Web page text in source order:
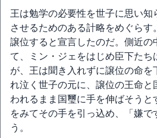
王は勉学の必要性を世子に思い知
させるためのある計略をめぐらす
譲位すると宣言したのだ。側近の
て、ミン・ジェをはじめ臣下たち
が、王は聞き入れずに譲位の命を
れ泣く世子の元に、譲位の王命と
われるまま国璽に手を伸ばそうと
をみてその手を引っ込め、「嫌で
う。